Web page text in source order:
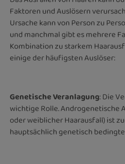
Faktoren und Auslösern
Ursache kann von Person zu
und manchmal gibt es mehrere
Kombination zu starkem
einige der häufigsten Auslöser:
Genetische Veranlagung: Die
wichtige Rolle. Androgenetische
oder weiblicher Haarausfall) ist
hauptsächlich genetisch